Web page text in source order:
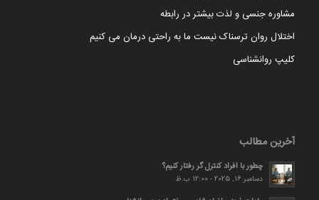
مشاوره جنسی و لذت بیشتر در رابطه
اختلال روان ترسناک نیست ما به راحتی درمان می کنیم
کلیپ روانشناسی
آخرین مطالب
چطور با افراد کنترل گر رفتار کنیم؟
دسامبر 16, 2025 - 12:00 ب.ظ